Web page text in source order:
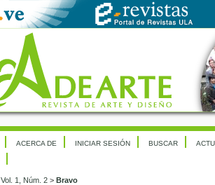
ACERCA DE INICIAR SESIÓN BUSCAR
Vol. 1, Núm. 2 > Bravo